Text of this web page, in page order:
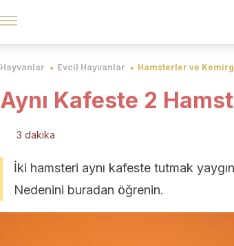
Hayvanlar Evcil Hayvanlar Hamsterler ve
Aynı Kafeste 2
3 dakika
İki hamsteri aynı kafeste tutmak
Nedenini buradan öğrenin.